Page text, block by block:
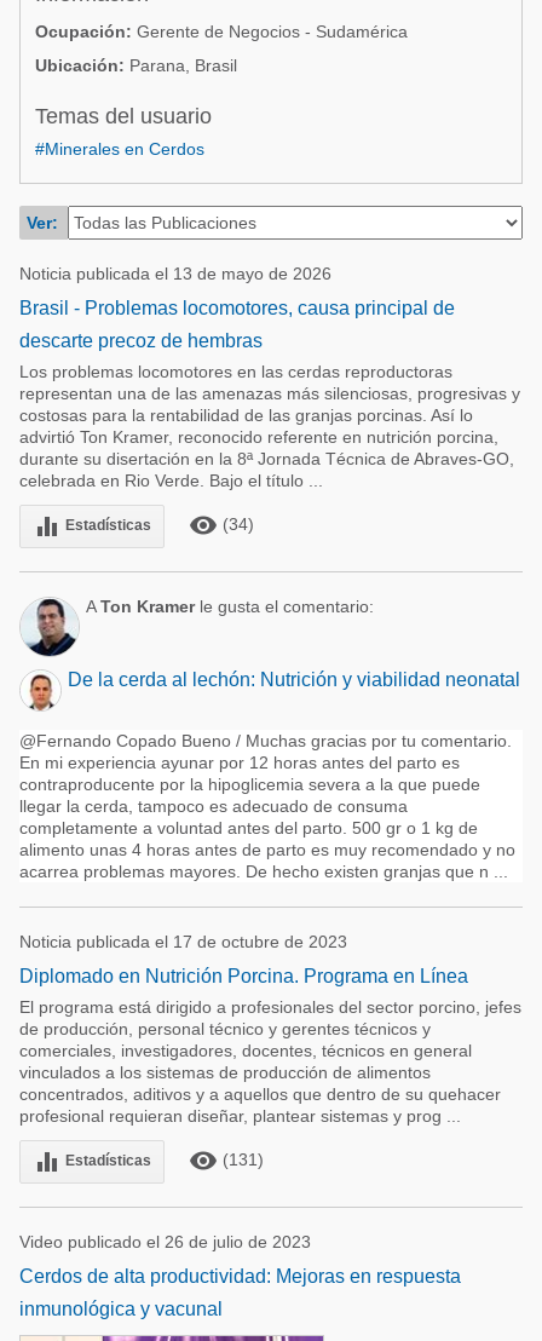
Micotoxinas
Porcicultura
Lechería
Balanceados - Piensos
Comunidades en portugués
Micotoxinas
Avicultura
Ganadería
Ocupación: Gerente de Negocios - Sudamérica
Ubicación: Parana, Brasil
Temas del usuario
#Minerales en Cerdos
Ver:
Noticia publicada el 13 de mayo de 2026
Brasil - Problemas locomotores, causa principal de
descarte precoz de hembras
Los problemas locomotores en las cerdas reproductoras
representan una de las amenazas más silenciosas, progresivas y
costosas para la rentabilidad de las granjas porcinas. Así lo
advirtió Ton Kramer, reconocido referente en nutrición porcina,
durante su disertación en la 8ª Jornada Técnica de Abraves-GO,
celebrada en Rio Verde. Bajo el título ...
equalizer Estadísticas remove_red_eye (34)
ATon Kramerle gusta el comentario:
De la cerda al lechón: Nutrición y viabilidad neonatal
@Fernando Copado Bueno / Muchas gracias por tu comentario.
En mi experiencia ayunar por 12 horas antes del parto es
contraproducente por la hipoglicemia severa a la que puede
llegar la cerda, tampoco es adecuado de consuma
completamente a voluntad antes del parto. 500 gr o 1 kg de
alimento unas 4 horas antes de parto es muy recomendado y no
acarrea problemas mayores. De hecho existen granjas que n ...
Noticia publicada el 17 de octubre de 2023
Diplomado en Nutrición Porcina. Programa en Línea
El programa está dirigido a profesionales del sector porcino, jefes
de producción, personal técnico y gerentes técnicos y
comerciales, investigadores, docentes, técnicos en general
vinculados a los sistemas de producción de alimentos
concentrados, aditivos y a aquellos que dentro de su quehacer
profesional requieran diseñar, plantear sistemas y prog ...
equalizer Estadísticas remove_red_eye (131)
Video publicado el 26 de julio de 2023
Cerdos de alta productividad: Mejoras en respuesta
inmunológica y vacunal